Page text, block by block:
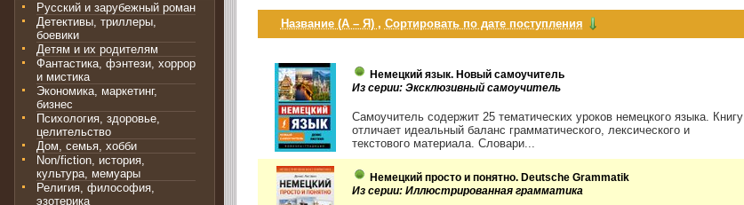
Русский и зарубежный роман
Детективы, триллеры,
боевики
Детям и их родителям
Фантастика, фэнтези, хоррор
и мистика
Экономика, маркетинг,
бизнес
Психология, здоровье,
целительство
Дом, семья, хобби
Non/fiction, история,
культура, мемуары
Религия, философия,
эзотерика
Название (А – Я) , Сортировать по дате поступления
Немецкий язык. Новый самоучитель
Из серии: Эксклюзивный самоучитель
Самоучитель содержит 25 тематических уроков немецкого языка. Книгу
отличает идеальный баланс грамматического, лексического и
текстового материала. Словари...
Немецкий просто и понятно. Deutsche Grammatik
Из серии: Иллюстрированная грамматика